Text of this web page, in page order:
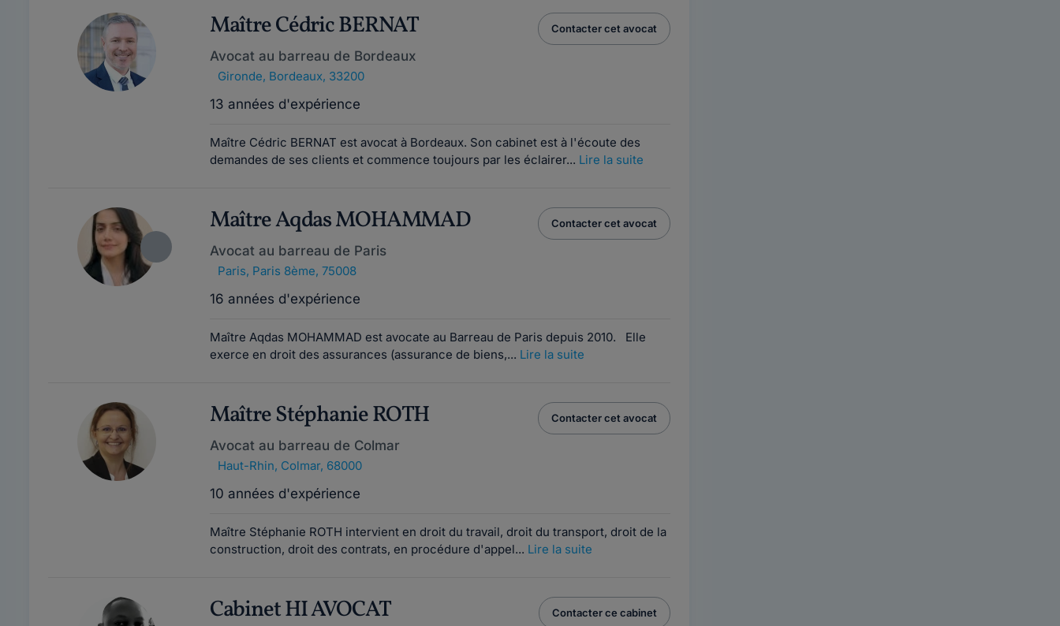
Maître Cédric BERNAT
Avocat au barreau de Bordeaux
Gironde, Bordeaux, 33200
13 années d'expérience
Contacter cet avocat
Maître Cédric BERNAT est avocat à Bordeaux. Son cabinet est à l'écoute des
demandes de ses clients et commence toujours par les éclairer... Lire la suite
Maître Aqdas MOHAMMAD
Avocat au barreau de Paris
Paris, Paris 8ème, 75008
16 années d'expérience
Contacter cet avocat
Maître Aqdas MOHAMMAD est avocate au Barreau de Paris depuis 2010. Elle
exerce en droit des assurances (assurance de biens,... Lire la suite
Maître Stéphanie ROTH
Avocat au barreau de Colmar
Haut-Rhin, Colmar, 68000
10 années d'expérience
Contacter cet avocat
Maître Stéphanie ROTH intervient en droit du travail, droit du transport, droit de la
construction, droit des contrats, en procédure d'appel... Lire la suite
Cabinet HI AVOCAT Contacter ce cabinet